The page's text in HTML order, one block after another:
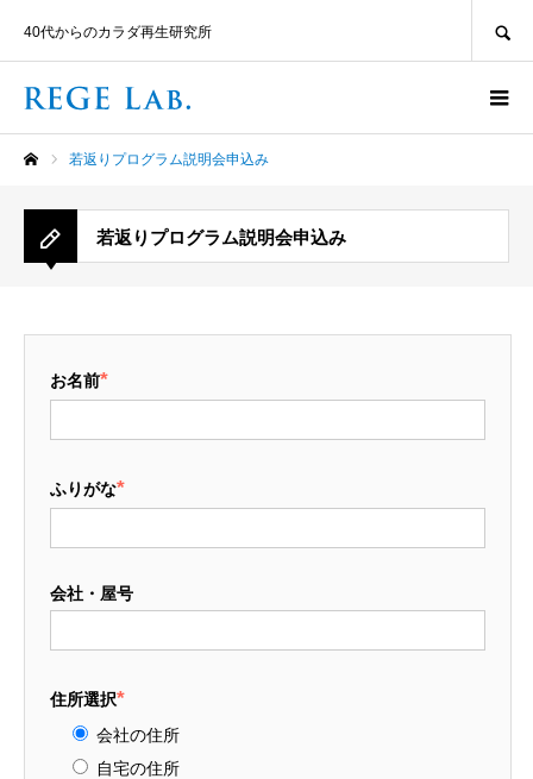
40代からのカラダ再生研究所
若返りプログラム説明会申込み
若返りプログラム説明会申込み
お名前*
ふりがな*
会社・屋号
住所選択*
会社の住所
自宅の住所